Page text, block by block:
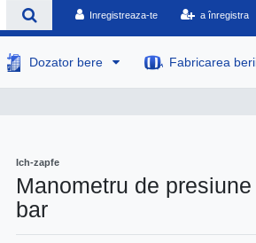
Inregistreaza-te a înregistra
Dozator bere Fabricarea
Ich-zapfe
Manometru de
bar